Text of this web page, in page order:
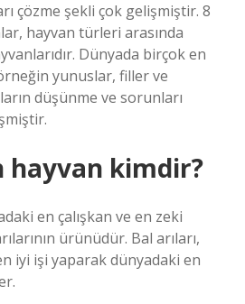
çözme şekli çok gelişmiştir. 8
hayvan türleri arasında
Dünyada birçok en
yunuslar, filler ve
düşünme ve sorunları
hayvan kimdir?
en çalışkan ve en zeki
ürünüdür. Bal arıları,
iyi işi yaparak dünyadaki en